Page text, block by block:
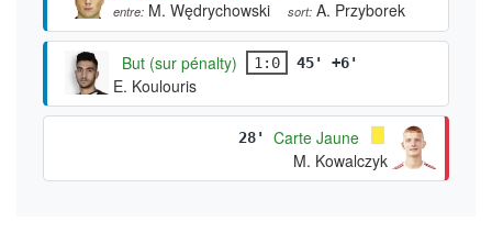
entre: M. Wędrychowski sort: A. Przyborek
But (sur pénalty) 1:0 45' +6'
E. Koulouris
28'
Carte Jaune
M. Kowalczyk